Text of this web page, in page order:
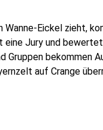
Wanne-Eickel zieht,
Jury und
Gruppen bekommen
auf Crange